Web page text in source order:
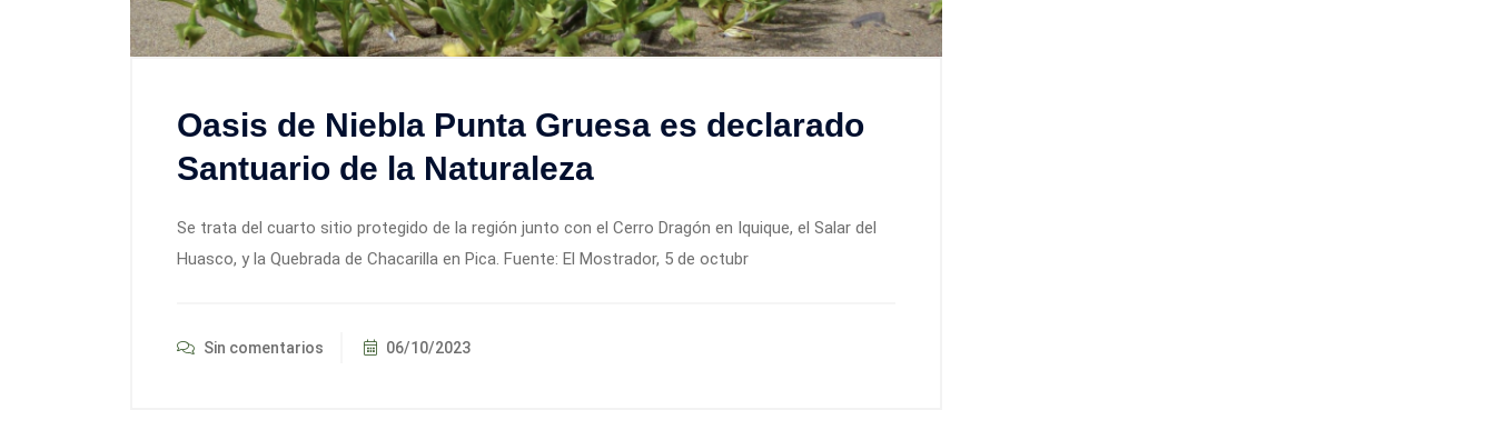
Oasis de Niebla Punta Gruesa es declarado
Santuario de la Naturaleza
Se trata del cuarto sitio protegido de la región junto con el Cerro Dragón en Iquique, el Salar del
Huasco, y la Quebrada de Chacarilla en Pica. Fuente: El Mostrador, 5 de octubr
Sin comentarios 06/10/2023